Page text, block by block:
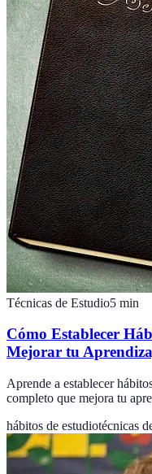
Técnicas de Estudio5 min
Cómo Establecer
Mejorar tu
Aprende a establecer
completo que mejora tu
hábitos de estudiotécnicas